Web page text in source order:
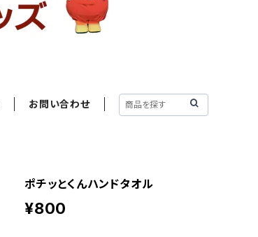
お問い合わせ
ポチッとくんハンドタオル
¥800